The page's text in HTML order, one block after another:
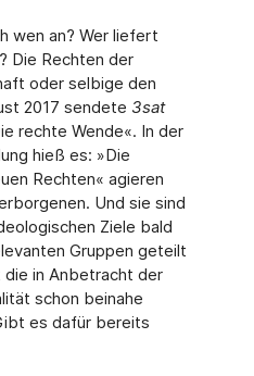
wen an? Wer liefert
Die Rechten der
oder selbige den
2017 sendete 3sat
rechte Wende«. In der
hieß es: »Die
Rechten« agieren
Und sie sind
Ziele bald
Gruppen geteilt
in Anbetracht der
schon beina­he
es dafür bereits